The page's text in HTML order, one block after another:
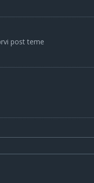
post teme